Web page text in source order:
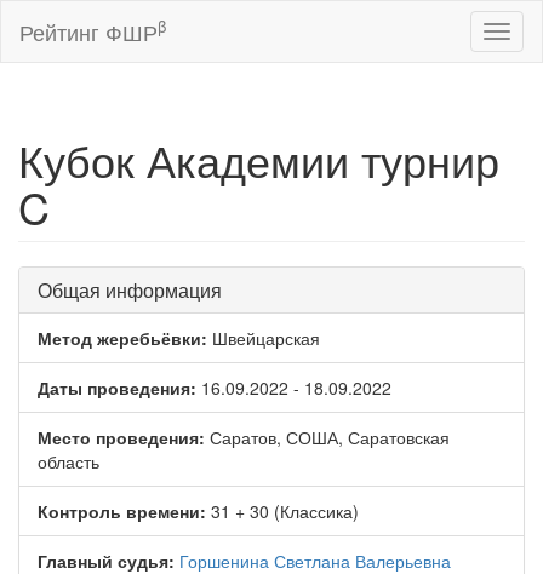
Рейтинг ФШРβ
Кубок Академии турнир
C
Общая информация
Метод жеребьёвки: Швейцарская
Даты проведения: 16.09.2022 - 18.09.2022
Место проведения: Саратов, СОША, Саратовская
область
Контроль времени: 31 + 30 (Классика)
Главный судья: Горшенина Светлана Валерьевна